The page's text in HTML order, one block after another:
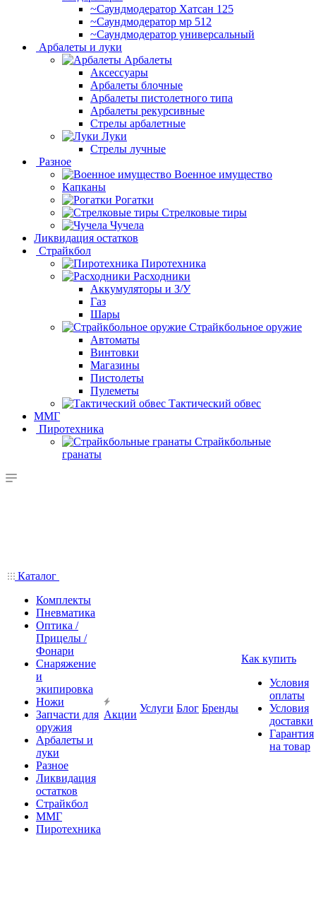
~Cаундмодератор Хатсан 125
~Саундмодератор мр 512
~Саундмодератор универсальный
Арбалеты и луки
Арбалеты
Аксессуары
Арбалеты блочные
Арбалеты пистолетного типа
Арбалеты рекурсивные
Стрелы арбалетные
Луки
Стрелы лучные
Разное
Военное имущество
Капканы
Рогатки
Стрелковые тиры
Чучела
Ликвидация остатков
Страйкбол
Пиротехника
Расходники
Аккумуляторы и З/У
Газ
Шары
Страйкбольное оружие
Автоматы
Винтовки
Магазины
Пистолеты
Пулеметы
Тактический обвес
ММГ
Пиротехника
Страйкбольные
гранаты
Каталог
Комплекты
Пневматика
Оптика /
Прицелы /
Фонари
Снаряжение
и
экипировка
Ножи
Запчасти для
оружия
Арбалеты и
луки
Разное
Ликвидация
остатков
Страйкбол
ММГ
Пиротехника
Акции
Услуги Блог Бренды
Как купить
Условия
оплаты
Условия
доставки
Гарантия
на товар